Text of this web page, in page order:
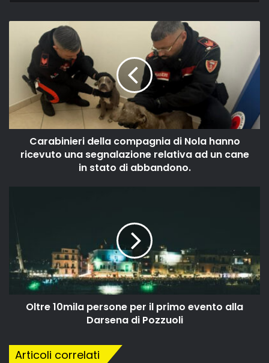
Carabinieri della compagnia di Nola hanno
ricevuto una segnalazione relativa ad un cane
in stato di abbandono.
Oltre 10mila persone per il primo evento alla
Darsena di Pozzuoli
Articoli correlati